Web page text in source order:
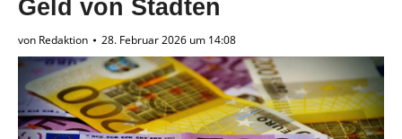
Geld von Städten
von Redaktion 28. Februar 2026 um 14:08